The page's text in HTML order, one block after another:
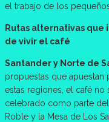
el trabajo de los
Rutas alternativas que
de vivir el café
Santander y Norte de
propuestas que apuestan
estas regiones, el café
celebrado como parte del
Roble y la Mesa de Los